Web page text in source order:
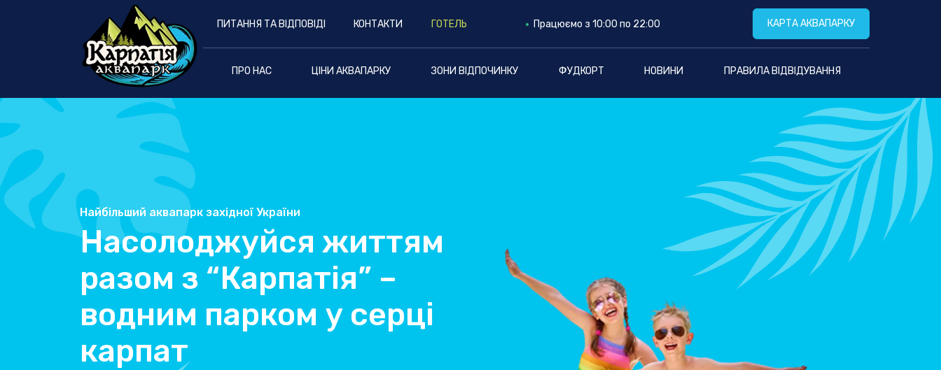
ПИТАННЯ ТА ВІДПОВІДІ КОНТАКТИ ГОТЕЛЬ Працюємо з 10:00 по 22:00 КАРТА АКВАПАРКУ
ПРО НАС ЦІНИ АКВАПАРКУ ЗОНИ ВІДПОЧИНКУ ФУДКОРТ НОВИНИ ПРАВИЛА ВІДВІДУВАННЯ
Найбільший аквапарк західної України
Насолоджуйся життям
разом з “Карпатія” –
водним парком у серці
карпат